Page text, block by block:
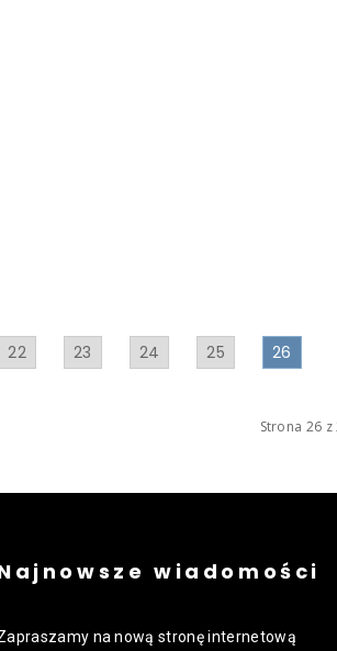
22 23 24 25 26
Strona 26 z
wiadomości
na nową stronę internetową